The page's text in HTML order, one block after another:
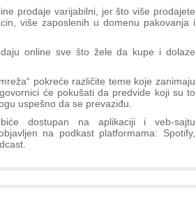
prodaje varijabilni, jer što više prodajete
više zaposlenih u domenu pakovanja i
online sve što žele da kupe i dolaze
pokreće različite teme koje zanimaju
će pokušati da predvide koji su to
uspešno da se prevaziđu.
dostupan na aplikaciji i veb-sajtu
na podkast platformama: Spotify,